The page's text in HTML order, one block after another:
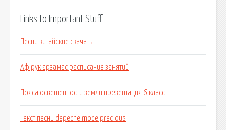
Links to Important Stuff
Песни китайские скачать
Аф рук арзамас расписание занятий
Пояса освещенности земли презентация 6 класс
Текст песни depeche mode precious